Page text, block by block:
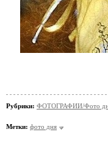
Рубрики: ФОТОГРАФИИ/Фото
Метки: фото дня